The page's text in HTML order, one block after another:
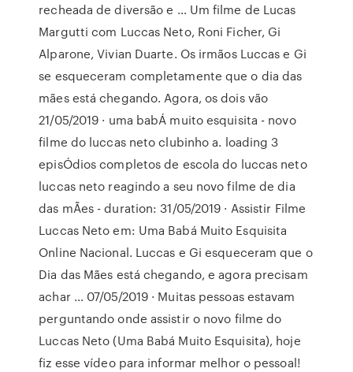
recheada de diversão e … Um filme de Lucas
Margutti com Luccas Neto, Roni Ficher, Gi
Alparone, Vivian Duarte. Os irmãos Luccas e Gi
se esqueceram completamente que o dia das
mães está chegando. Agora, os dois vão
21/05/2019 · uma babÁ muito esquisita - novo
filme do luccas neto clubinho a. loading 3
episÓdios completos de escola do luccas neto
luccas neto reagindo a seu novo filme de dia
das mÃes - duration: 31/05/2019 · Assistir Filme
Luccas Neto em: Uma Babá Muito Esquisita
Online Nacional. Luccas e Gi esqueceram que o
Dia das Mães está chegando, e agora precisam
achar … 07/05/2019 · Muitas pessoas estavam
perguntando onde assistir o novo filme do
Luccas Neto (Uma Babá Muito Esquisita), hoje
fiz esse vídeo para informar melhor o pessoal!